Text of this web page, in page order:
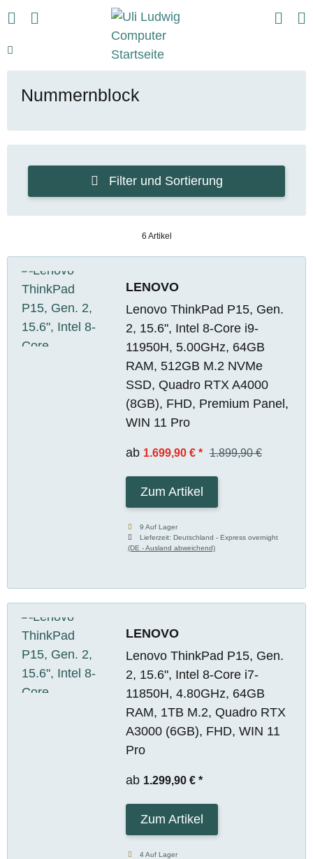
Nummernblock
Filter und Sortierung
6 Artikel
LENOVO
Lenovo ThinkPad P15, Gen.
2, 15.6", Intel 8-Core i9-
11950H, 5.00GHz, 64GB
RAM, 512GB M.2 NVMe
SSD, Quadro RTX A4000
(8GB), FHD, Premium Panel,
WIN 11 Pro
ab 1.699,90 € * 1.899,90 €
Zum Artikel
9 Auf Lager
Lieferzeit:Deutschland - Express overnight
(DE - Ausland abweichend)
LENOVO
Lenovo ThinkPad P15, Gen.
2, 15.6", Intel 8-Core i7-
11850H, 4.80GHz, 64GB
RAM, 1TB M.2, Quadro RTX
A3000 (6GB), FHD, WIN 11
Pro
ab 1.299,90 € *
Zum Artikel
4 Auf Lager